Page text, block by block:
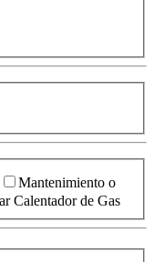
Mantenimiento o
Calentador de Gas